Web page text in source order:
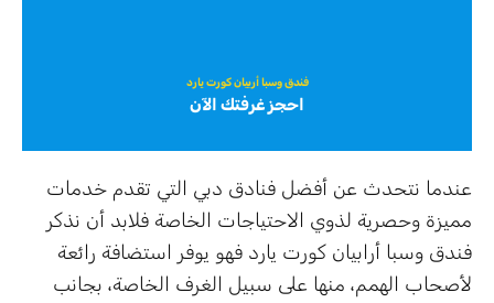
فندق وسبا أربيان كورت يارد
احجز غرفتك الآن
عندما نتحدث عن أفضل فنادق دبي التي تقدم خدمات
مميزة وحصرية لذوي الاحتياجات الخاصة فلابد أن نذكر
فندق وسبا أرابيان كورت يارد فهو يوفر استضافة رائعة
لأصحاب الهمم، منها على سبيل الغرف الخاصة، بجانب